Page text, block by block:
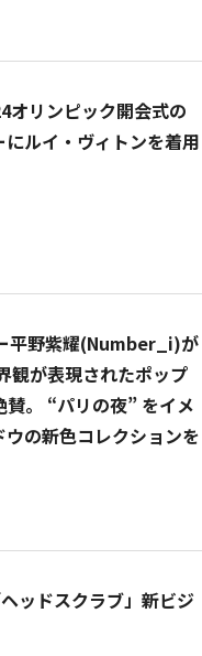
オリンピック開会式の
ルイ・ヴィトンを着用
平野紫耀(Number_i)が
観が表現されたポップ
。 “パリの夜” をイメ
の新色コレクションを
ッドスクラブ」新ビジ